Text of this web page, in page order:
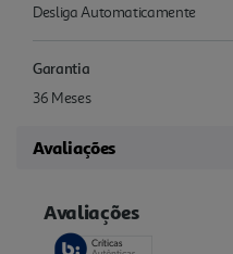
Desliga Automaticamente
Garantia
36 Meses
Avaliações